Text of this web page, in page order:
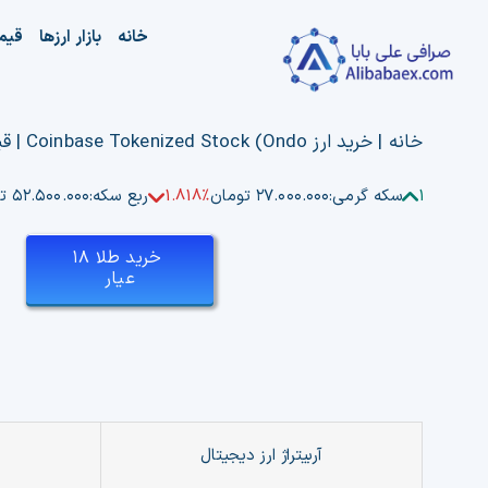
content
خانه بازار ارزها
خانه | خرید ارز Coinbase Tokenized Stock (Ondo | قیمت ارز Coinbase Tokenized Stock (Ondo | فروش Coinbase Tokenized Stock (Ondo
1.386% سکه گرمی:۲۷.۰۰۰.۰۰۰ تومان 1.818% ربع سکه:۵۲.۵۰۰.۰۰۰ تومان
خرید طلا ۱۸
عیار
آربیتراژ ارز دیجیتال